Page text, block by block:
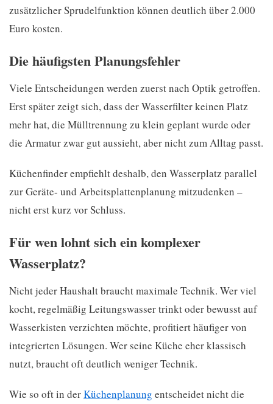
zusätzlicher Sprudelfunktion können deutlich über 2.000
Euro kosten.
Die häufigsten Planungsfehler
Viele Entscheidungen werden zuerst nach Optik getroffen.
Erst später zeigt sich, dass der Wasserfilter keinen Platz
mehr hat, die Mülltrennung zu klein geplant wurde oder
die Armatur zwar gut aussieht, aber nicht zum Alltag passt.
Küchenfinder empfiehlt deshalb, den Wasserplatz parallel
zur Geräte- und Arbeitsplattenplanung mitzudenken –
nicht erst kurz vor Schluss.
Für wen lohnt sich ein komplexer
Wasserplatz?
Nicht jeder Haushalt braucht maximale Technik. Wer viel
kocht, regelmäßig Leitungswasser trinkt oder bewusst auf
Wasserkisten verzichten möchte, profitiert häufiger von
integrierten Lösungen. Wer seine Küche eher klassisch
nutzt, braucht oft deutlich weniger Technik.
Wie so oft in derKüchenplanung entscheidet nicht die